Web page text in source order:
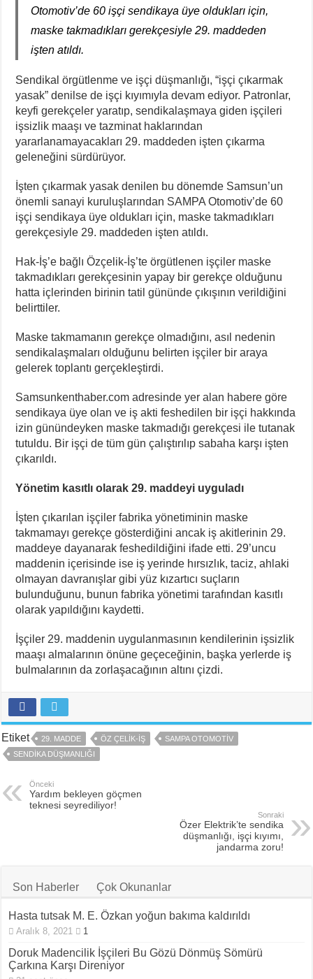
İsviçre’nin İade Ettiği Bahar Yalçınkaya Türkiye’de Tutuklandı
Fail Erkekler Yargıda Hem Suçlu Hem Güçlü!
KORTEKS İşçileri 20 Yıllık Sultaya Karşı Çıkıyor
Lenin: “Engels’in Yaşamı Her İşçi Tarafından Bilinmelidir”
Bir Mezar Taşı Peşinden 88 Yaşında Strazburg’tan Cûdî’ye
Otomotiv’de 60 işçi sendikaya üye oldukları için,
maske takmadıkları gerekçesiyle 29. maddeden
işten atıldı.
Sendikal örgütlenme ve işçi düşmanlığı, “işçi çıkarmak
yasak” denilse de işçi kıyımıyla devam ediyor. Patronlar,
keyfi gerekçeler yaratıp, sendikalaşmaya giden işçileri
işsizlik maaşı ve tazminat haklarından
yararlanamayacakları 29. maddeden işten çıkarma
geleneğini sürdürüyor.
İşten çıkarmak yasak denilen bu dönemde Samsun’un
önemli sanayi kuruluşlarından SAMPA Otomotiv’de 60
işçi sendikaya üye oldukları için, maske takmadıkları
gerekçesiyle 29. maddeden işten atıldı.
Hak-İş’e bağlı Özçelik-İş’te örgütlenen işçiler maske
takmadıkları gerekçesinin yapay bir gerekçe olduğunu
hatta içlerinden birinin tatil gününde çıkışının verildiğini
belirttiler.
Maske takmamanın gerekçe olmadığını, asıl nedenin
sendikalaşmaları olduğunu belirten işçiler bir araya
gelerek toplantı gerçekleştirdi.
Samsunkenthaber.com adresinde yer alan habere göre
sendikaya üye olan ve iş akti feshedilen bir işçi hakkında
izin günündeyken maske takmadığı gerekçesi ile tutanak
tutuldu. Bir işçi de tüm gün çalıştırılıp sabaha karşı işten
çıkarıldı.
Yönetim kasıtlı olarak 29. maddeyi uyguladı
İşten çıkarılan işçiler fabrika yönetiminin maske
takmamayı gerekçe gösterdiğini ancak iş akitlerinin 29.
maddeye dayanarak feshedildiğini ifade etti. 29’uncu
maddenin içerisinde ise iş yerinde hırsızlık, taciz, ahlaki
olmayan davranışlar gibi yüz kızartıcı suçların
bulunduğunu, bunun fabrika yönetimi tarafından kasıtlı
olarak yapıldığını kaydetti.
İşçiler 29. maddenin uygulanmasının kendilerinin işsizlik
maaşı almalarının önüne geçeceğinin, başka yerlerde iş
bulmalarının da zorlaşacağının altını çizdi.
Etiket 29. MADDE ÖZ ÇELIK-İŞ
SAMPA OTOMOTIV
SENDIKA DÜŞMANLIĞI
Önceki
Yardım bekleyen göçmen
teknesi seyrediliyor!
Sonraki
Özer Elektrik’te sendika
düşmanlığı, işçi kıyımı,
jandarma zoru!
Son Haberler Çok Okunanlar
Hasta tutsak M. E. Özkan yoğun bakıma kaldırıldı
Aralık 8, 2021 1
Doruk Madencilik İşçileri Bu Gözü Dönmüş Sömürü
Çarkına Karşı Direniyor